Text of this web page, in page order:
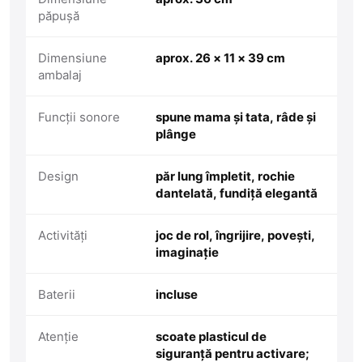
păpușă
Dimensiune
ambalaj
aprox. 26 × 11 × 39 cm
Funcții sonore
spune mama și tata, râde și
plânge
Design
păr lung împletit, rochie
dantelată, fundiță elegantă
Activități
joc de rol, îngrijire, povești,
imaginație
Baterii incluse
Atenție
scoate plasticul de
siguranță pentru activare;